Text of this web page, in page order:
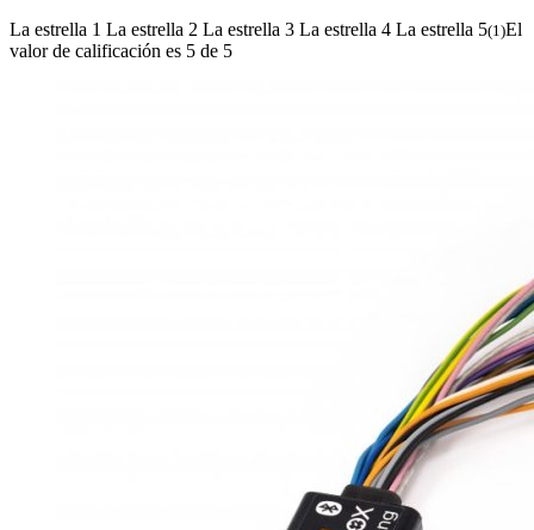
La estrella 1 La estrella 2 La estrella 3 La estrella 4 La estrella 5(1 )El
valor de calificación es 5 de 5